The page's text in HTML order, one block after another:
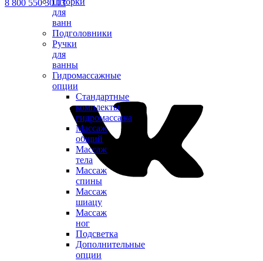
для
ванн
Подголовники
Ручки
для
ванны
Гидромассажные
опции
Стандартные
комплекты
гидромассажа
Массаж
общий
Массаж
тела
Массаж
спины
Массаж
шиацу
Массаж
ног
Подсветка
Дополнительные
опции
8 800 550 30 13